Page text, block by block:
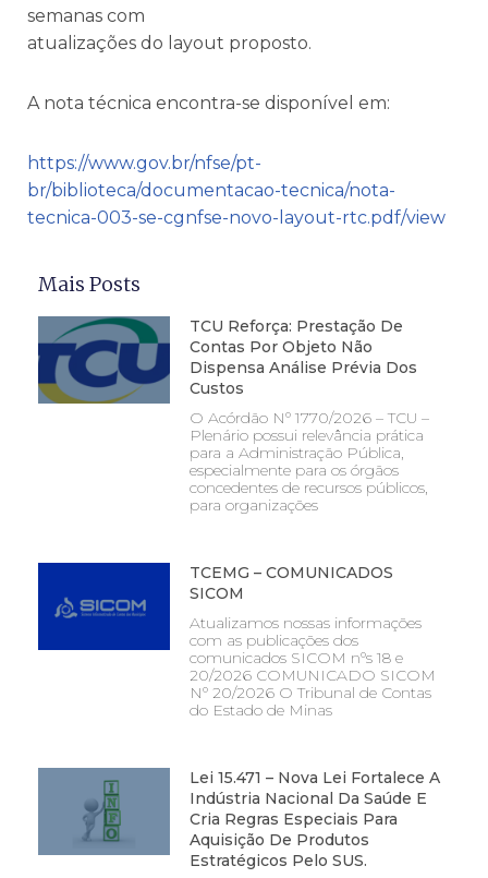
semanas com
atualizações do layout proposto.
A nota técnica encontra-se disponível em:
https://www.gov.br/nfse/pt-
br/biblioteca/documentacao-tecnica/nota-
tecnica-003-se-cgnfse-novo-layout-rtc.pdf/view
Mais Posts
TCU Reforça: Prestação De
Contas Por Objeto Não
Dispensa Análise Prévia Dos
Custos
O Acórdão Nº 1770/2026 – TCU –
Plenário possui relevância prática
para a Administração Pública,
especialmente para os órgãos
concedentes de recursos públicos,
para organizações
TCEMG – COMUNICADOS
SICOM
Atualizamos nossas informações
com as publicações dos
comunicados SICOM nºs 18 e
20/2026 COMUNICADO SICOM
Nº 20/2026 O Tribunal de Contas
do Estado de Minas
Lei 15.471 – Nova Lei Fortalece A
Indústria Nacional Da Saúde E
Cria Regras Especiais Para
Aquisição De Produtos
Estratégicos Pelo SUS.